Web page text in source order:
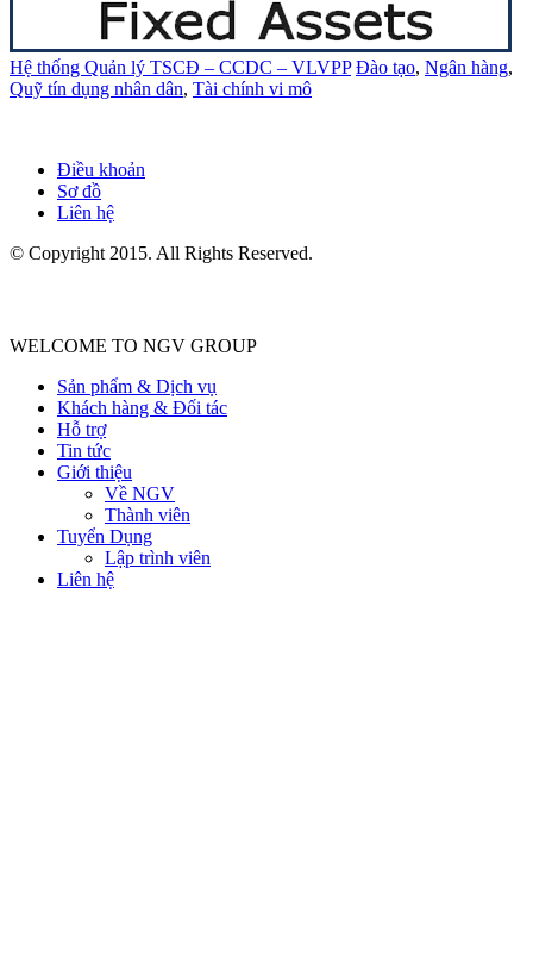
Hệ thống Quản lý TSCĐ – CCDC – VLVPP Đào tạo, Ngân hàng,
Quỹ tín dụng nhân dân, Tài chính vi mô
Điều khoản
Sơ đồ
Liên hệ
© Copyright 2015. All Rights Reserved.
WELCOME TO NGV GROUP
Sản phẩm & Dịch vụ
Khách hàng & Đối tác
Hỗ trợ
Tin tức
Giới thiệu
Về NGV
Thành viên
Tuyển Dụng
Lập trình viên
Liên hệ